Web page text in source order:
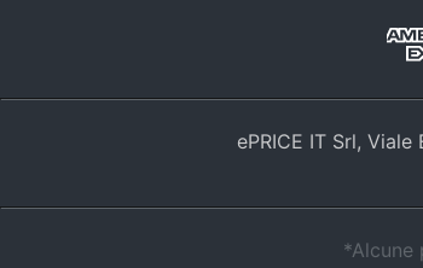
ePRICE IT Srl,
*Alcune